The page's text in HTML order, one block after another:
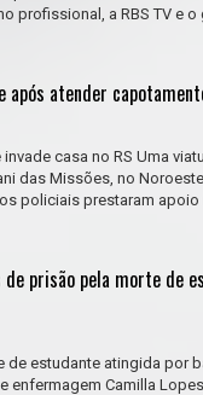
profissional, a RBS TV e
atender
casa no RS Uma
das Missões, no
policiais prestaram
de prisão pela morte
estudante atingida por
enfermagem Camilla